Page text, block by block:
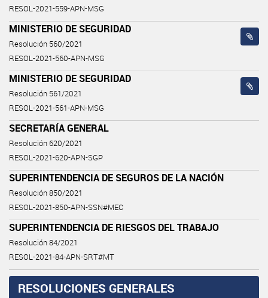
RESOL-2021-559-APN-MSG
MINISTERIO DE SEGURIDAD
Resolución 560/2021
RESOL-2021-560-APN-MSG
MINISTERIO DE SEGURIDAD
Resolución 561/2021
RESOL-2021-561-APN-MSG
SECRETARÍA GENERAL
Resolución 620/2021
RESOL-2021-620-APN-SGP
SUPERINTENDENCIA DE SEGUROS DE LA NACIÓN
Resolución 850/2021
RESOL-2021-850-APN-SSN#MEC
SUPERINTENDENCIA DE RIESGOS DEL TRABAJO
Resolución 84/2021
RESOL-2021-84-APN-SRT#MT
RESOLUCIONES GENERALES